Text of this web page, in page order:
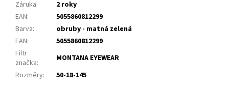
Záruka:
2 roky
EAN:
5055860812299
Barva:
obruby - matná zelená
EAN:
5055860812299
Filtr
značka:
MONTANA EYEWEAR
Rozměry: 50-18-145